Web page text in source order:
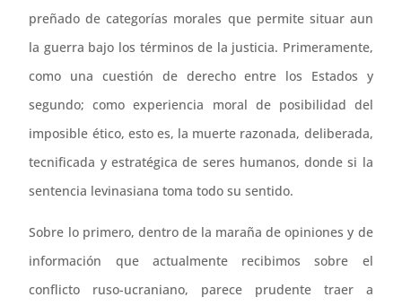
preñado de categorías morales que permite situar aun
la guerra bajo los términos de la justicia. Primeramente,
como una cuestión de derecho entre los Estados y
segundo; como experiencia moral de posibilidad del
imposible ético, esto es, la muerte razonada, deliberada,
tecnificada y estratégica de seres humanos, donde si la
sentencia levinasiana toma todo su sentido.
Sobre lo primero, dentro de la maraña de opiniones y de
información que actualmente recibimos sobre el
conflicto ruso-ucraniano, parece prudente traer a